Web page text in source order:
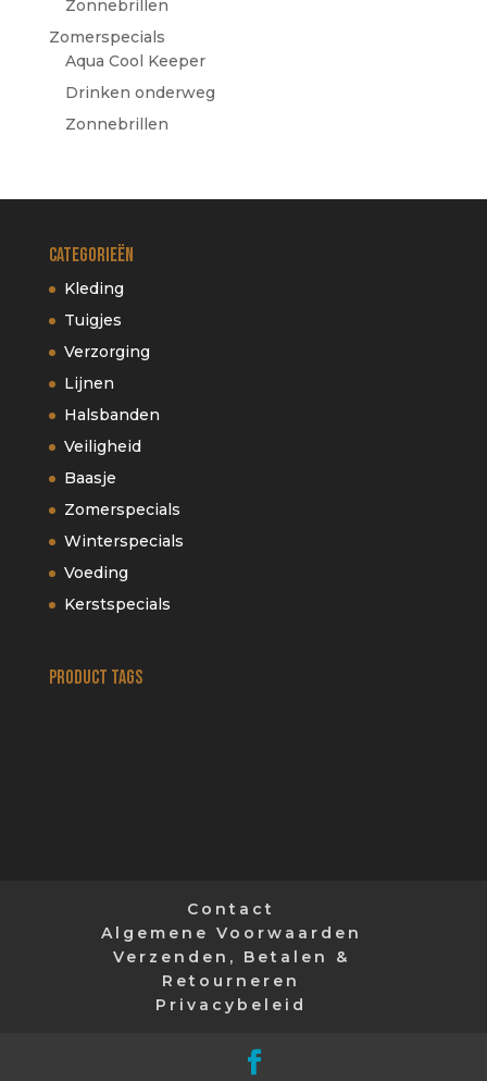
Zonnebrillen
Zomerspecials
Aqua Cool Keeper
Drinken onderweg
Zonnebrillen
Categorieën
Kleding
Tuigjes
Verzorging
Lijnen
Halsbanden
Veiligheid
Baasje
Zomerspecials
Winterspecials
Voeding
Kerstspecials
Product tags
Contact
Algemene Voorwaarden
Verzenden, Betalen &
Retourneren
Privacybeleid